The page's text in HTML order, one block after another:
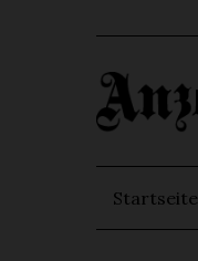
Startseite